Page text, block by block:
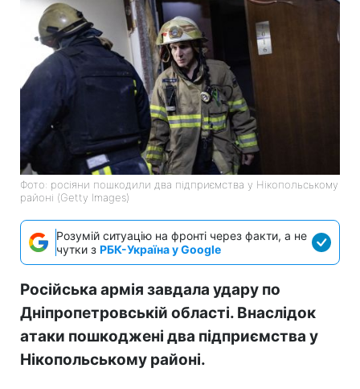
Фото: росіяни пошкодили два підприємства у Нікопольському
районі (Getty Images)
Розумій ситуацію на фронті через факти, а не
чутки з РБК-Україна у Google
Російська армія завдала удару по
Дніпропетровській області. Внаслідок
атаки пошкоджені два підприємства у
Нікопольському районі.